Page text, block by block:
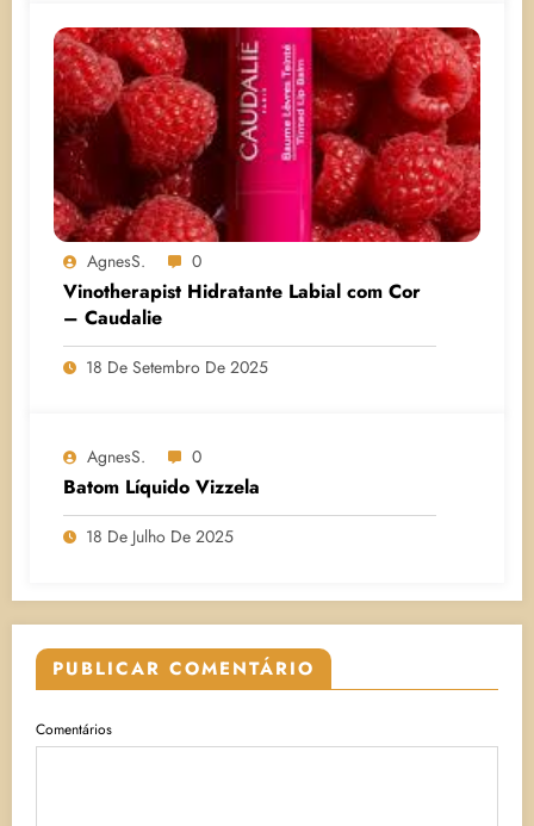
AgnesS. 0
Vinotherapist Hidratante Labial com Cor
– Caudalie
18 De Setembro De 2025
AgnesS. 0
Batom Líquido Vizzela
18 De Julho De 2025
PUBLICAR COMENTÁRIO
Comentários